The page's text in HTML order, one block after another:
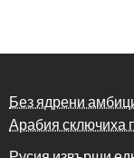
Без ядрени
Арабия сключиха